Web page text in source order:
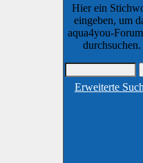
Hier ein
eingeben, um
aqua4you-
durchsuchen.
Erweiterte